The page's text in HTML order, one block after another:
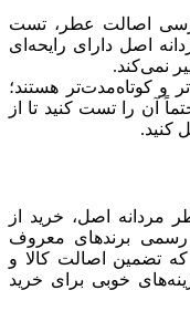
اصالت عطر، تست
اصل دارای رایحه‌ای
نمی‌کند.
و کوتاه‌مدت‌تر هستند؛
آن را تست کنید تا از
کنید.
مردانه اصل، خرید از
رسمی برندهای معروف
تضمین اصالت کالا و
خوبی برای خرید